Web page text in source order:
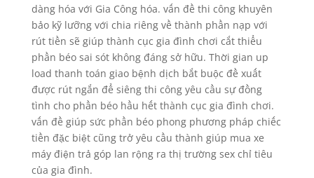
dàng hóa với Gia Công hóa. vấn đề thi công khuyên
bảo kỹ lưỡng với chia riêng về thành phần nạp với
rút tiền sẽ giúp thành cục gia đình chơi cắt thiểu
phần béo sai sót không đáng sở hữu. Thời gian up
load thanh toán giao bệnh dịch bắt buộc đề xuất
được rút ngắn để siêng thi công yêu cầu sự đồng
tình cho phần béo hầu hết thành cục gia đình chơi.
vấn đề giúp sức phần béo phong phương pháp chiếc
tiền đặc biệt cũng trở yêu cầu thành giúp mua xe
máy điện trả góp lan rộng ra thị trường sex chỉ tiêu
của gia đình.